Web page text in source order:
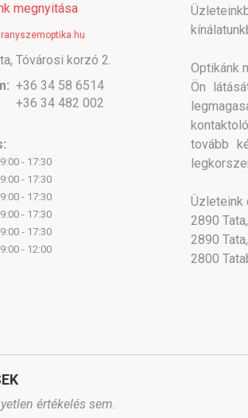
megnyitása
Tóvárosi korzó 2.
+36 34 58 6514
+36 34 482 002
- 17:30
- 17:30
- 17:30
- 17:30
- 17:30
- 12:00
Optikánk
Ön
tovább
Üzleteink
2890
2890
2800
értékelés sem.